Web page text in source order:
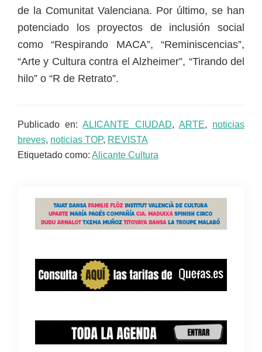
de la Comunitat Valenciana. Por último, se han
potenciado los proyectos de inclusión social
como “Respirando MACA”, “Reminiscencias”,
“Arte y Cultura contra el Alzheimer”, “Tirando del
hilo” o “R de Retrato”.
Publicado en:ALICANTE CIUDAD, ARTE, noticias
breves, noticias TOP, REVISTA
Etiquetado como: Alicante Cultura